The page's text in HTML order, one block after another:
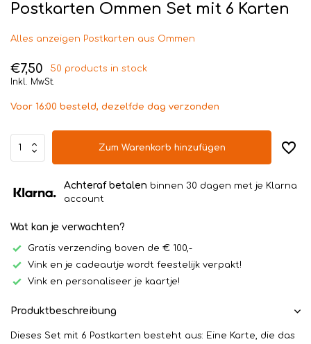
Postkarten Ommen Set mit 6 Karten
Alles anzeigen Postkarten aus Ommen
€7,50
50 products in stock
Inkl. MwSt.
Voor 16:00 besteld, dezelfde dag verzonden
Zum Warenkorb hinzufügen
Achteraf betalen binnen 30 dagen met je Klarna
account
Wat kan je verwachten?
Gratis verzending boven de € 100,-
Vink en je cadeautje wordt feestelijk verpakt!
Vink en personaliseer je kaartje!
Produktbeschreibung
Dieses Set mit 6 Postkarten besteht aus: Eine Karte, die das